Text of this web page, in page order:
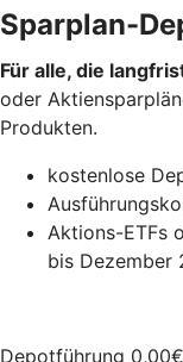
Sparplan-
Für alle, die
oder
Produkten.
kostenlose
Aktions-ETFs
bis Dezember
Depotführung 0,00€